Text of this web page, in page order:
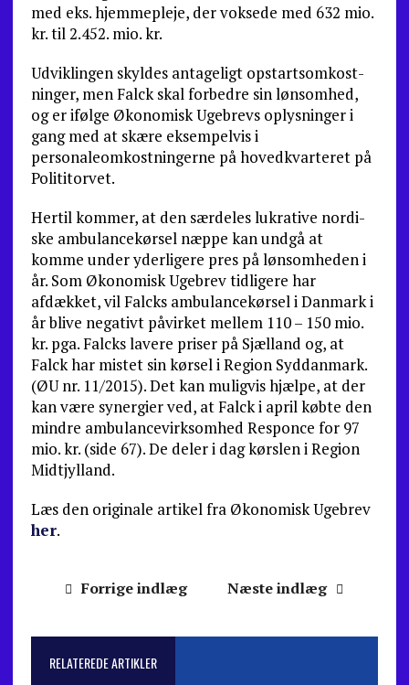
med eks. hjemmepleje, der voksede med 632 mio.
kr. til 2.452. mio. kr.
Udviklingen skyldes antageligt opstartsomkost­
ninger, men Falck skal forbedre sin lønsomhed,
og er ifølge Økonomisk Ugebrevs oplysninger i
gang med at skære eksempelvis i
personaleomkostnin­gerne på hovedkvarteret på
Polititorvet.
Hertil kommer, at den særdeles lukrative nordi­
ske ambulancekørsel næppe kan undgå at
komme under yderligere pres på lønsomheden i
år. Som Økonomisk Ugebrev tidligere har
afdækket, vil Falcks ambulancekørsel i Danmark i
år blive nega­tivt påvirket mellem 110 – 150 mio.
kr. pga. Falcks lavere priser på Sjælland og, at
Falck har mistet sin kørsel i Region Syddanmark.
(ØU nr. 11/2015). Det kan muligvis hjælpe, at der
kan være synergier ved, at Falck i april købte den
mindre ambulancevirksom­hed Responce for 97
mio. kr. (side 67). De deler i dag kørslen i Region
Midtjylland.
Læs den originale artikel fra Økonomisk Ugebrev
her.
Forrige indlæg Næste indlæg
RELATEREDE ARTIKLER